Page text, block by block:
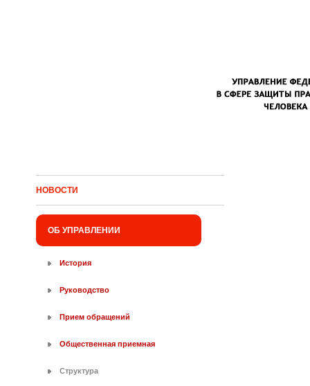
НОВОСТИ
ОБ УПРАВЛЕНИИ
История
Руководство
Прием обращений
Общественная приемная
Структура